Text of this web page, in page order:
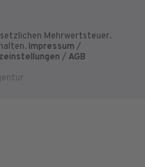
Mehrwertsteuer.
Impressum /
/ AGB